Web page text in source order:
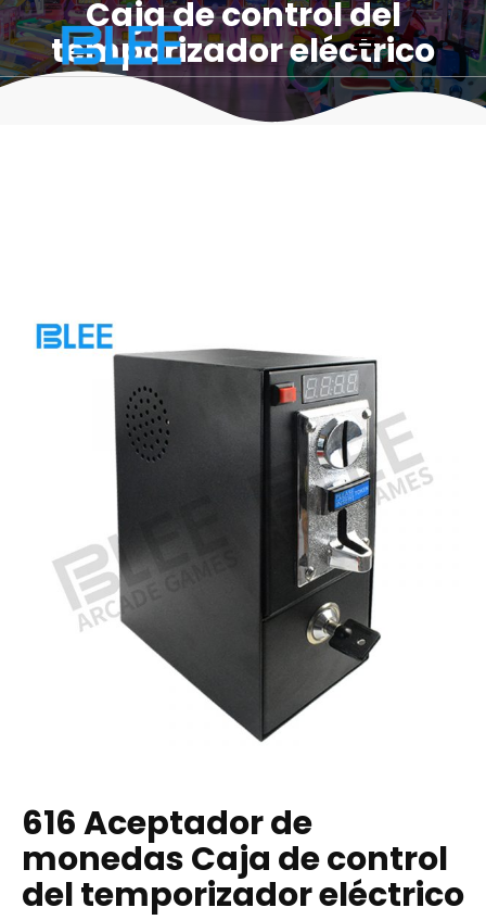
Caja de control del
temporizador eléctrico
616 Aceptador de
monedas Caja de control
del temporizador eléctrico